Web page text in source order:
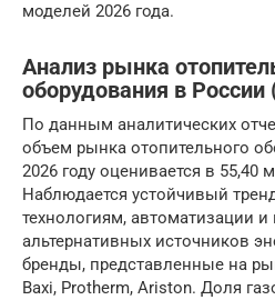
моделей 2026 года.
Анализ рынка
оборудования в России
По данным аналитических
объем рынка отопительного
2026 году оценивается в
Наблюдается устойчивый
технологиям, автоматизации
альтернативных источников
бренды, представленные на
Baxi, Protherm, Ariston. Доля